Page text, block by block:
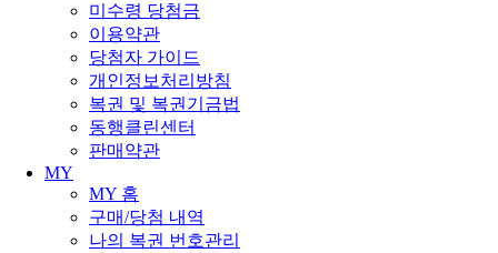
미수령 당첨금
이용약관
당첨자 가이드
개인정보처리방침
복권 및 복권기금법
동행클린센터
판매약관
MY
MY 홈
구매/당첨 내역
나의 복권 번호관리